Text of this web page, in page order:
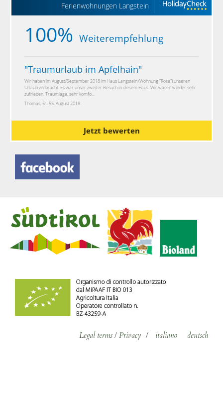
Ferienwohnungen Langstein
100% Weiterempfehlung
"Traumurlaub im Apfelhain"
Wir haben im August/September 2018 im Haus Langstein (Wohnung "Rose") unseren
Urlaub verbracht. Es war unser zweiter Besuch in diesem Haus. Wir waren wieder sehr
zufrieden. Traumlage, sehr komfo...
Thomas, 51-55, August 2018
Jetzt bewerten
Legal terms / Privacy / italiano deutsch